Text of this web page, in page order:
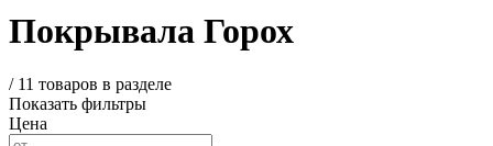
Покрывала Горох
/ 11 товаров в разделе
Показать фильтры
Цена